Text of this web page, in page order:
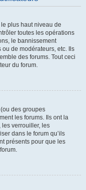
plus haut niveau de
toutes les opérations
le bannissement
ou de modérateurs, etc. Ils
des forums. Tout ceci
du forum.
des groupes
les forums. Ils ont la
verrouiller, les
dans le forum qu’ils
présents pour que les